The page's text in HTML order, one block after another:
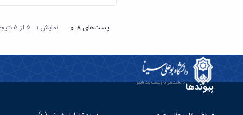
پست‌‌های 8هر صفحه نمایش ۱ - ۵ از ۵ نتیجه
پیوندها